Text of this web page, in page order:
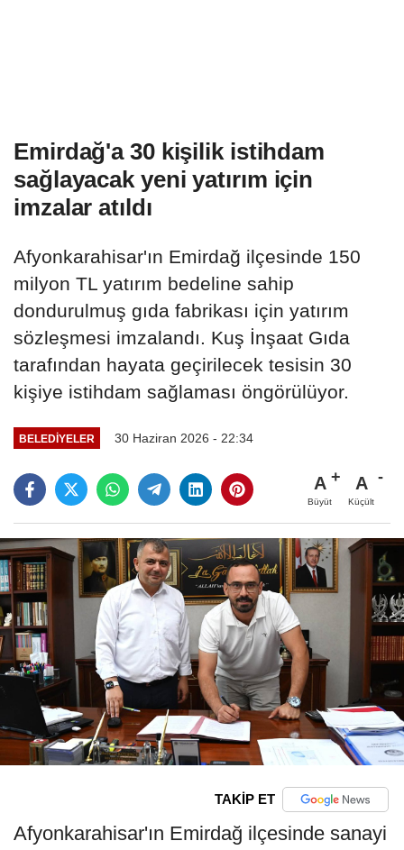
Emirdağ'a 30 kişilik istihdam
sağlayacak yeni yatırım için
imzalar atıldı
Afyonkarahisar'ın Emirdağ ilçesinde 150
milyon TL yatırım bedeline sahip
dondurulmuş gıda fabrikası için yatırım
sözleşmesi imzalandı. Kuş İnşaat Gıda
tarafından hayata geçirilecek tesisin 30
kişiye istihdam sağlaması öngörülüyor.
BELEDIYELER 30 Haziran 2026 - 22:34
A
Büyüt
A
Küçült
TAKİP ET
Afyonkarahisar'ın Emirdağ ilçesinde sanayi